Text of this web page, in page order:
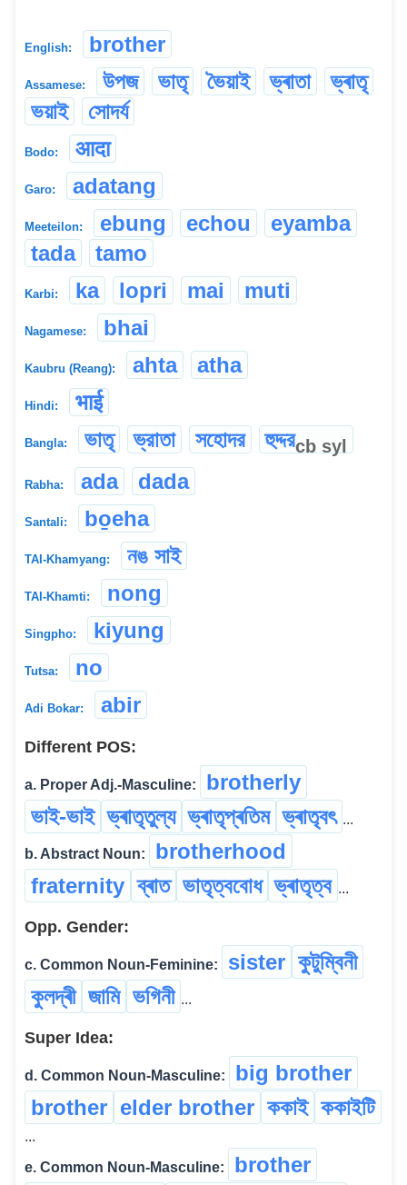
English: brother
Assamese: উপজ ভাতৃ ভৈয়াই ভ্ৰাতা
ভ্ৰাতৃ
ভয়াই
সোদৰ্য
Bodo: आदा
Garo: adatang
Meeteilon: ebung echou
eyamba
tada
tamo
Karbi: ka lopri mai muti
Nagamese: bhai
Kaubru (Reang): ahta atha
Hindi: भाई
Bangla: ভাতৃ ভ্রাতা সহোদর হুদ্দরcb syl
Rabha: ada dada
Santali: bo̱eha
TAI-Khamyang: নঙ সাই
TAI-Khamti: nong
Singpho: kiyung
Tutsa: no
Adi Bokar: abir
Different POS:
a. Proper Adj.-Masculine:
brotherly
ভাই-ভাই ভ্ৰাতৃতুল্য ভ্ৰাতৃপ্ৰতিম ভ্ৰাতৃবৎ ...
b. Abstract Noun:
brotherhood
fraternity ব্ৰাত ভাতৃত্ববোধ ভ্ৰাতৃত্ব ...
Opp. Gender:
c. Common Noun-Feminine: sister কুটুম্বিনী
কুলদ্ৰী জামি ভগিনী ...
Super Idea:
d. Common Noun-Masculine:
big brother
brother elder brother ককাই ককাইটি
...
e. Common Noun-Masculine:
brother